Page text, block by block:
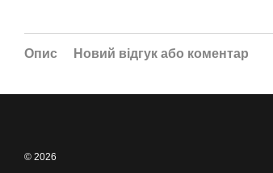
Опис Новий відгук або коментар
© 2026